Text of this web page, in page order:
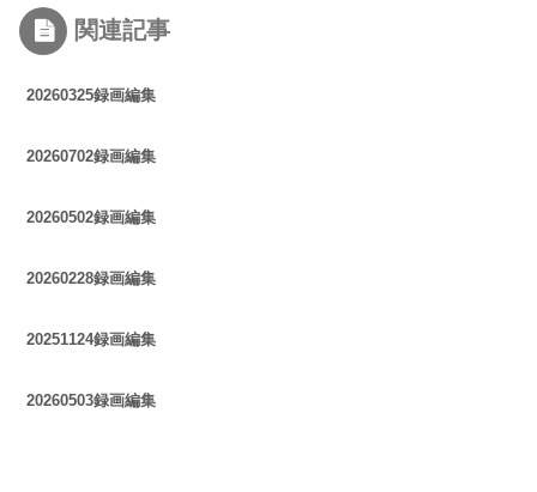
関連記事
20260325録画編集
20260702録画編集
20260502録画編集
20260228録画編集
20251124録画編集
20260503録画編集